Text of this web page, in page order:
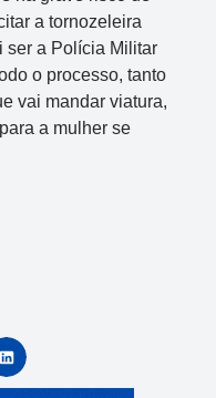
a tornozeleira
ser a Polícia Militar
o processo, tanto
vai mandar viatura,
a mulher se